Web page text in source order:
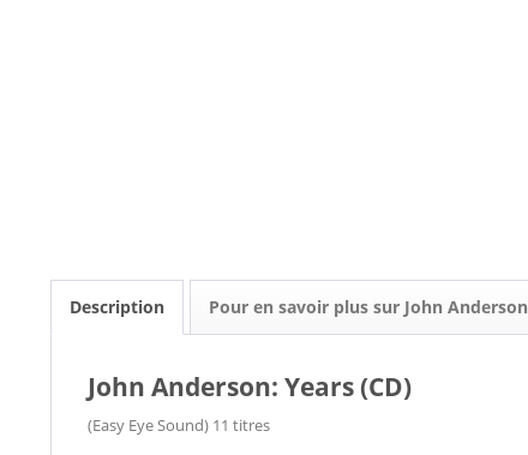
Description Pour en savoir plus sur John Anderson
John Anderson: Years (CD)
(Easy Eye Sound) 11 titres